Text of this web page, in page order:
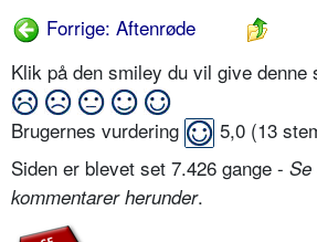
Forrige: Aftenrøde
Klik på den smiley du vil give denne
Brugernes vurdering 5,0 (13
Siden er blevet set 7.426 gange -
kommentarer herunder.